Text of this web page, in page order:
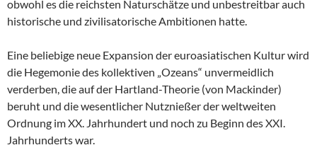
obwohl es die reichsten Naturschätze und unbestreitbar auch
historische und zivilisatorische Ambitionen hatte.
Eine beliebige neue Expansion der euroasiatischen Kultur wird
die Hegemonie des kollektiven „Ozeans“ unvermeidlich
verderben, die auf der Hartland-Theorie (von Mackinder)
beruht und die wesentlicher Nutznießer der weltweiten
Ordnung im XX. Jahrhundert und noch zu Beginn des XXI.
Jahrhunderts war.